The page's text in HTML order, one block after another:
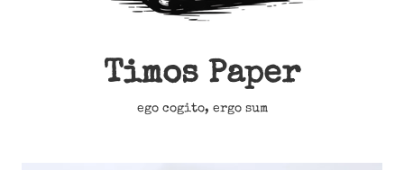
Timos Paper
ego cogito, ergo sum